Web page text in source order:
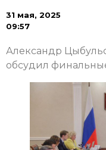
31 мая, 2025
09:57
Александр
обсудил